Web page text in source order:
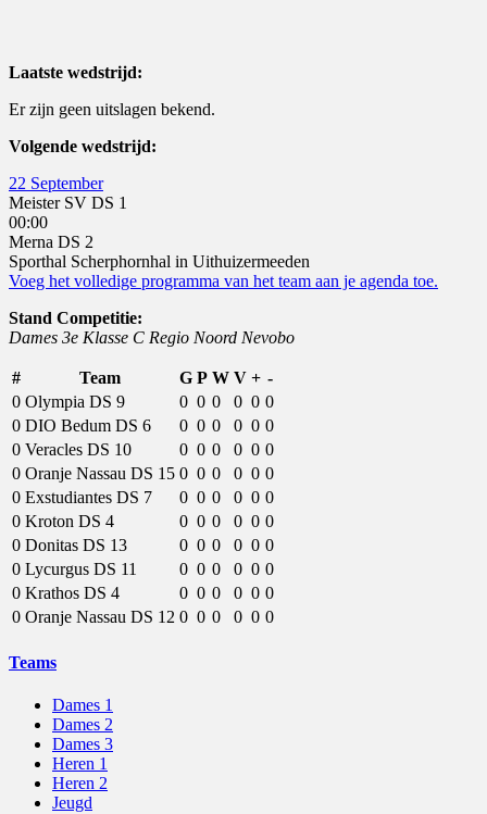
Laatste wedstrijd:
Er zijn geen uitslagen bekend.
Volgende wedstrijd:
22 September
Meister SV DS 1
00:00
Merna DS 2
Sporthal Scherphornhal in Uithuizermeeden
Voeg het volledige programma van het team aan je agenda toe.
Stand Competitie:
Dames 3e Klasse C Regio Noord Nevobo
# Team G P W V + -
0 Olympia DS 9 0 0 0 0 0 0
0 DIO Bedum DS 6 0 0 0 0 0 0
0 Veracles DS 10 0 0 0 0 0 0
0 Oranje Nassau DS 15 0 0 0 0 0 0
0 Exstudiantes DS 7 0 0 0 0 0 0
0 Kroton DS 4 0 0 0 0 0 0
0 Donitas DS 13 0 0 0 0 0 0
0 Lycurgus DS 11 0 0 0 0 0 0
0 Krathos DS 4 0 0 0 0 0 0
0 Oranje Nassau DS 12 0 0 0 0 0 0
Teams
Dames 1
Dames 2
Dames 3
Heren 1
Heren 2
Jeugd